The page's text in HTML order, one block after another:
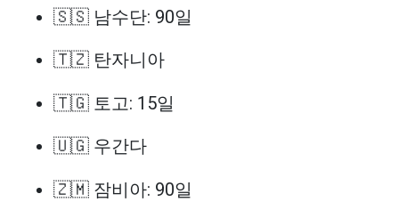
🇸🇸 남수단: 90일
🇹🇿 탄자니아
🇹🇬 토고: 15일
🇺🇬 우간다
🇿🇲 잠비아: 90일